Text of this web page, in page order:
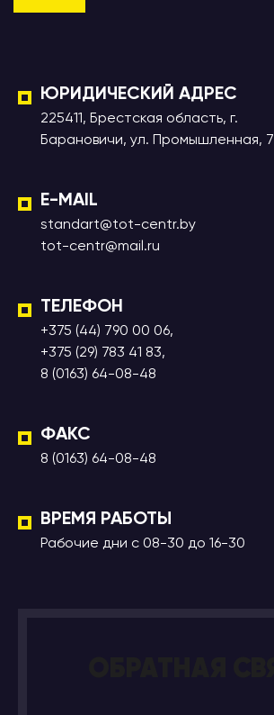
ЮРИДИЧЕСКИЙ АДРЕС
225411, Брестская область, г.
Барановичи, ул. Промышленная, 7
E-MAIL
standart@tot-centr.by
tot-centr@mail.ru
ТЕЛЕФОН
+375 (44) 790 00 06,
+375 (29) 783 41 83,
8 (0163) 64-08-48
ФАКС
8 (0163) 64-08-48
ВРЕМЯ РАБОТЫ
Рабочие дни с 08-30 до 16-30